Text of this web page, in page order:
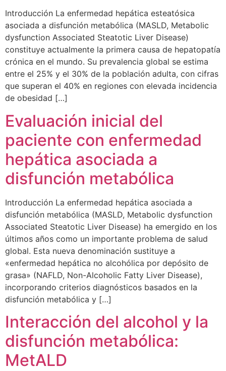
Introducción La enfermedad hepática esteatósica
asociada a disfunción metabólica (MASLD, Metabolic
dysfunction Associated Steatotic Liver Disease)
constituye actualmente la primera causa de hepatopatía
crónica en el mundo. Su prevalencia global se estima
entre el 25% y el 30% de la población adulta, con cifras
que superan el 40% en regiones con elevada incidencia
de obesidad […]
Evaluación inicial del
paciente con enfermedad
hepática asociada a
disfunción metabólica
Introducción La enfermedad hepática asociada a
disfunción metabólica (MASLD, Metabolic dysfunction
Associated Steatotic Liver Disease) ha emergido en los
últimos años como un importante problema de salud
global. Esta nueva denominación sustituye a
«enfermedad hepática no alcohólica por depósito de
grasa» (NAFLD, Non-Alcoholic Fatty Liver Disease),
incorporando criterios diagnósticos basados en la
disfunción metabólica y […]
Interacción del alcohol y la
disfunción metabólica:
MetALD